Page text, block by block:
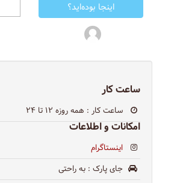
اینجا بوده‌اید؟
ساعت کار
ساعت کار : همه روزه ۱۲ تا ۲۴
امکانات و اطلاعات
اینستاگرام
جای پارک : به راحتی